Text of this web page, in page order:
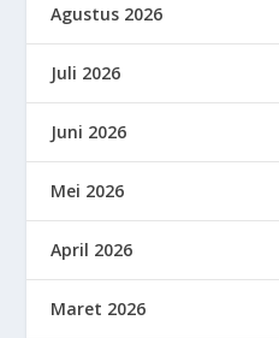
Agustus 2026
Juli 2026
Juni 2026
Mei 2026
April 2026
Maret 2026